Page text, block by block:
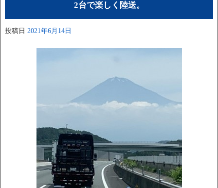
2台で楽しく陸送。
投稿日 2021年6月14日